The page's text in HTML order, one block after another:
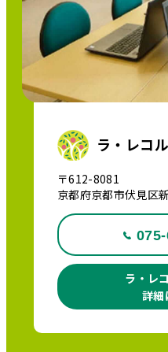
ラ・レコ
〒612-8081
京都府京都市伏見区
ラ・レ
詳細